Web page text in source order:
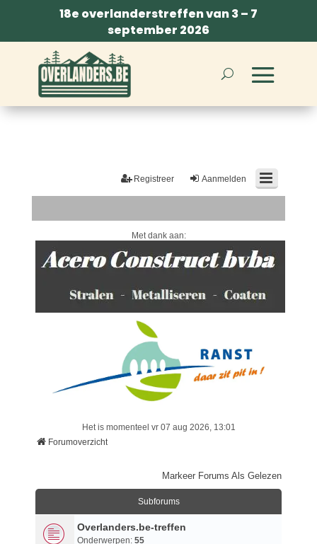
18e overlanderstreffen van 3 – 7
september 2026